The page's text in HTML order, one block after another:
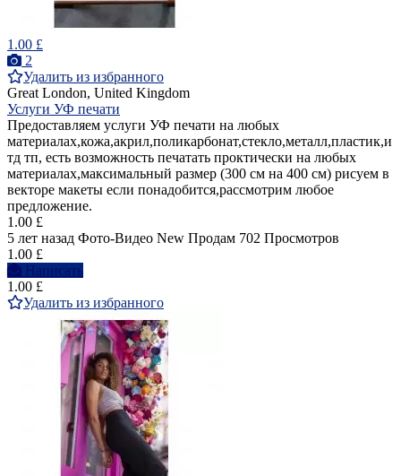
1.00 £
2
Удалить из избранного
Great London, United Kingdom
Услуги УФ печати
Предоставляем услуги УФ печати на любых
материалах,кожа,акрил,поликарбонат,стекло,металл,пластик,и
тд тп, есть возможность печатать проктически на любых
материалах,максимальный размер (300 см на 400 см) рисуем в
векторе макеты если понадобится,рассмотрим любое
предложение.
1.00 £
5 лет назад Фото-Видео New Продам 702 Просмотров
1.00 £
Написать
1.00 £
Удалить из избранного